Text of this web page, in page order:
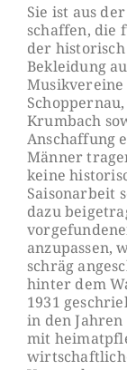
Sie ist aus
schaffen, die
der
Bekleidung
Musikvereine
Krumbach
Anschaffung
Männer
keine
Saisonarbeit
dazu bei
anzupassen,
schräg
hinter dem
1931
in den
mit